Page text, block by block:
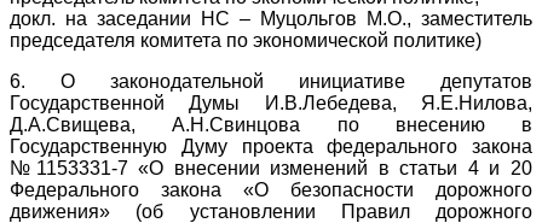
докл. на заседании НС – Муцольгов М.О., заместитель
председателя комитета по экономической политике)
6. О законодательной инициативе депутатов
Государственной Думы И.В.Лебедева, Я.Е.Нилова,
Д.А.Свищева, А.Н.Свинцова по внесению в
Государственную Думу проекта федерального закона
№1153331-7 «О внесении изменений в статьи 4 и 20
Федерального закона «О безопасности дорожного
движения» (об установлении Правил дорожного